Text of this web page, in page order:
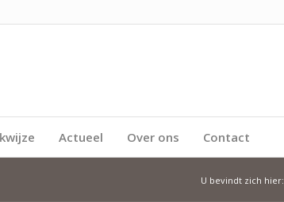
Actueel Over ons Contact
U bevindt zich hier: